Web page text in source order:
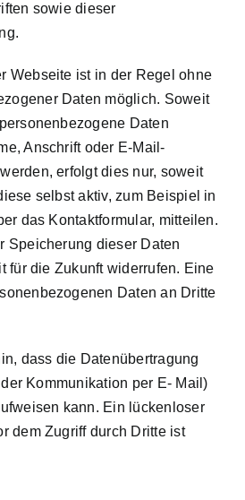
sowie dieser
Webseite ist in der Regel ohne
Daten möglich. Soweit
Daten
Anschrift oder E-Mail-
erfolgt dies nur, soweit
selbst aktiv, zum Beispiel in
das Kontaktformular, mitteilen.
Speicherung dieser Daten
für die Zukunft widerrufen. Eine
Daten an Dritte
dass die Datenübertragung
Kommunikation per E- Mail)
kann. Ein lückenloser
dem Zugriff durch Dritte ist